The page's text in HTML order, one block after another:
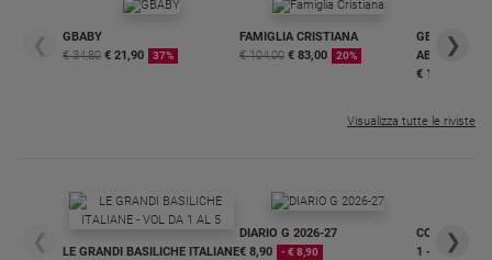
Registrati
❮
GBABY
€ 34,80 € 21,90 37%
FAMIGLIA CRISTIANA
€ 104,00 € 83,00 20%
GBABY
€ 16,99
❯
Visualizza tutte le riviste
❮
LE GRANDI BASILICHE ITALIANE
DIARIO G 2026-27
€ 8,90
- € 8,90
COLLANA
1 - 2
❯